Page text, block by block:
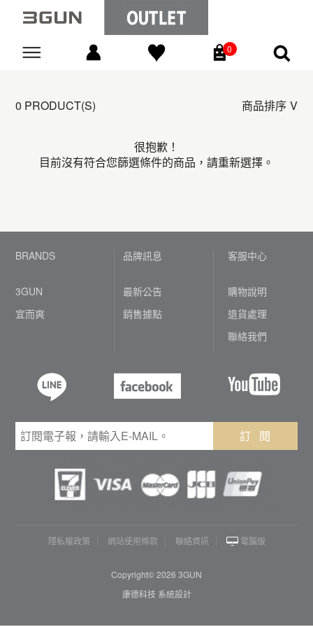
0
0 PRODUCT(S) 商品排序
很抱歉！
目前沒有符合您篩選條件的商品，請重新選擇。
BRANDS
3GUN
宜而爽
品牌訊息
最新公告
銷售據點
客服中心
購物說明
退貨處理
聯絡我們
訂 閱
隱私權政策 網站使用條款 聯絡資訊 電腦版
Copyright© 2026 3GUN
康德科技 系統設計